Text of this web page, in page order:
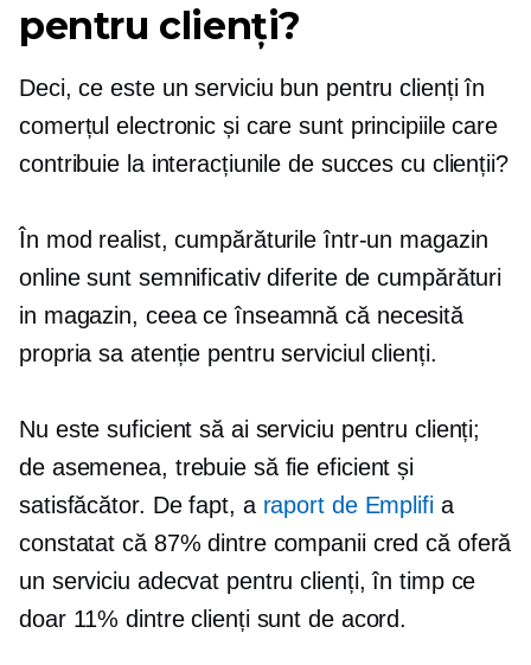
pentru clienți?
Deci, ce este un serviciu bun pentru clienți în
comerțul electronic și care sunt principiile care
contribuie la interacțiunile de succes cu clienții?
În mod realist, cumpărăturile într-un magazin
online sunt semnificativ diferite de cumpărături
in magazin, ceea ce înseamnă că necesită
propria sa atenție pentru serviciul clienți.
Nu este suficient să ai serviciu pentru clienți;
de asemenea, trebuie să fie eficient și
satisfăcător. De fapt, a raport de Emplifia
constatat că 87% dintre companii cred că oferă
un serviciu adecvat pentru clienți, în timp ce
doar 11% dintre clienți sunt de acord.